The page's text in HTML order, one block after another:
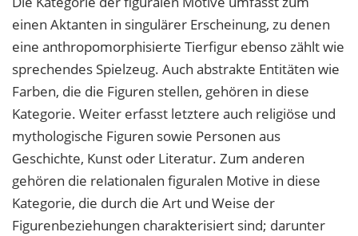
einen Aktanten in singulärer Erscheinung, zu denen
eine anthropomorphisierte Tierfigur ebenso zählt wie
sprechendes Spielzeug. Auch abstrakte Entitäten wie
Farben, die die Figuren stellen, gehören in diese
Kategorie. Weiter erfasst letztere auch religiöse und
mythologische Figuren sowie Personen aus
Geschichte, Kunst oder Literatur. Zum anderen
gehören die relationalen figuralen Motive in diese
Kategorie, die durch die Art und Weise der
Figurenbeziehungen charakterisiert sind; darunter